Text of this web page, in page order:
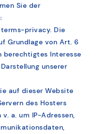
Sie der
privacy. Die
Grundlage von Art. 6
berechtigtes Interesse
unserer
auf dieser Website
des Hosters
a. um IP-Adressen,